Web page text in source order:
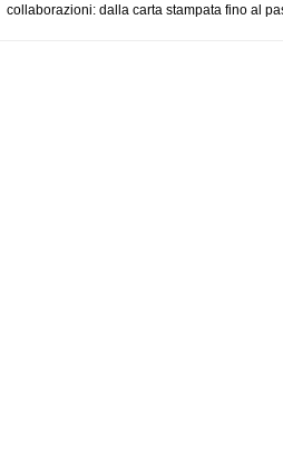
collaborazioni: dalla carta stampata fino al